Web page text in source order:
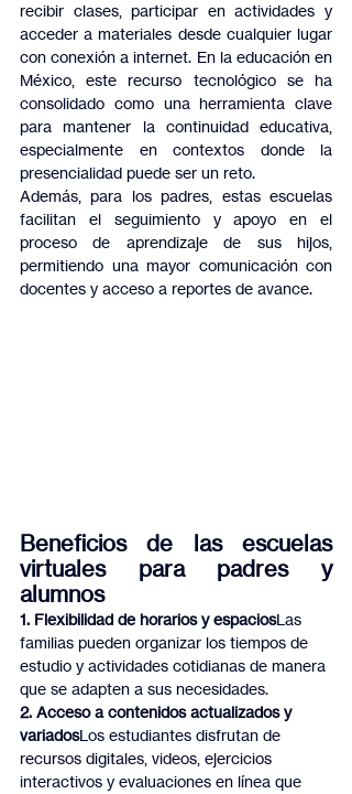
recibir clases, participar en actividades y
acceder a materiales desde cualquier lugar
con conexión a internet. En la educación en
México, este recurso tecnológico se ha
consolidado como una herramienta clave
para mantener la continuidad educativa,
especialmente en contextos donde la
presencialidad puede ser un reto.
Además, para los padres, estas escuelas
facilitan el seguimiento y apoyo en el
proceso de aprendizaje de sus hijos,
permitiendo una mayor comunicación con
docentes y acceso a reportes de avance.
Beneficios de las escuelas
virtuales para padres y
alumnos
1. Flexibilidad de horarios y espaciosLas
familias pueden organizar los tiempos de
estudio y actividades cotidianas de manera
que se adapten a sus necesidades.
2. Acceso a contenidos actualizados y
variadosLos estudiantes disfrutan de
recursos digitales, videos, ejercicios
interactivos y evaluaciones en línea que